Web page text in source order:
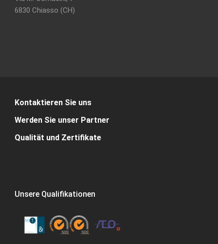
6830 Chiasso (CH)
Kontaktieren Sie uns
Werden Sie unser Partner
Qualität und Zertifikate
Unsere Qualifikationen